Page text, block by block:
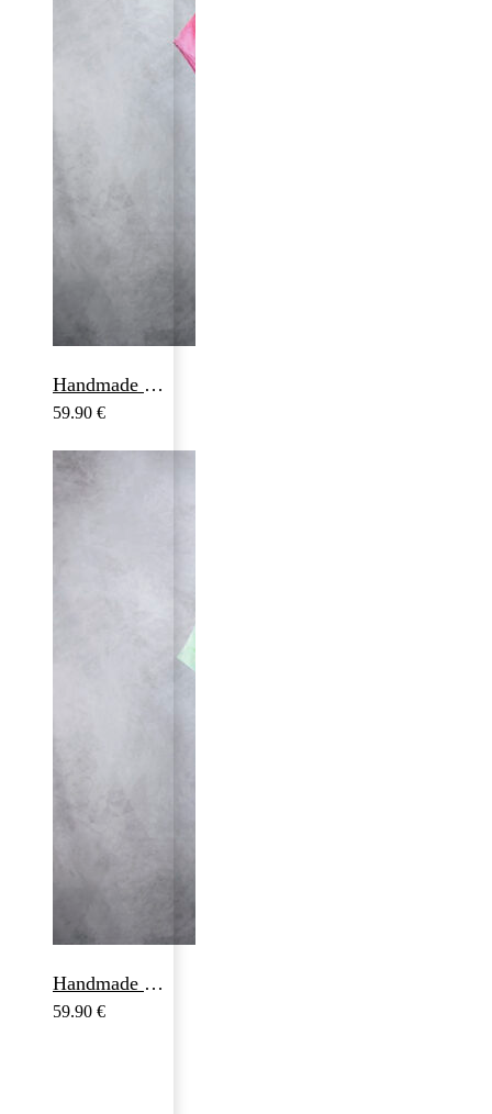
Handmade hodvábna šatka LIMITED_324, Vyrobená na Slovensku, 90 x 90cm
59.90 €
Handmade hodvábna šatka LIMITED_323, Vyrobená na Slovensku, 90 x 90cm
59.90 €